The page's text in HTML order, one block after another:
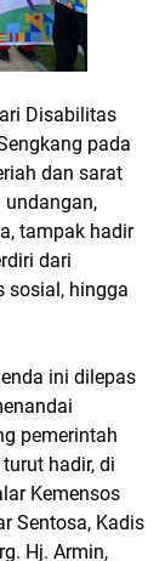
Disabilitas
pada
dan sarat
tampak hadir
dari
sosial, hingga
ini dilepas
pemerintah
hadir, di
Kemensos
Sentosa, Kadis
Hj. Armin,